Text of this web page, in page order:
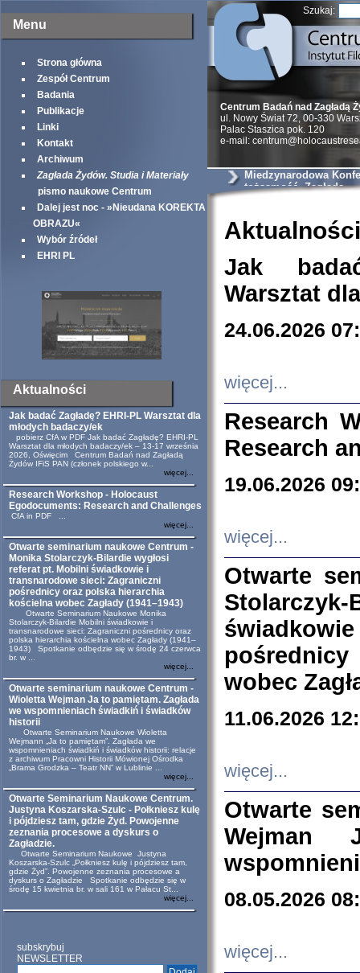
Menu
Strona główna
Zespół Centrum
Badania
Publikacje
Linki
Kontakt
Archiwum
Zagłada Żydów. Studia i Materiały
pismo naukowe Centrum
Dalej jest noc - »Nieudana KOREKTA
OBRAZU«
Wybór źródeł
EHRI PL
Aktualności
Jak badać Zagładę? EHRI-PL Warsztat dla
młodych badaczy/ek
pobierz CfA w PDF Jak badać Zagładę? EHRI-PL
Warsztat dla młodych badaczy/ek – 13-17 września
2026, Oświęcim Centrum Badań nad Zagładą
Żydów IFiS PAN (członek polskiego w...
więcej...
Research Workshop - Holocaust
Egodocuments: Research and Challenges
CfA in PDF ...
więcej...
Otwarte seminarium naukowe Centrum -
Monika Stolarczyk-Bilardie wygłosi
referat pt. Mobilni świadkowie i
transnarodowe sieci: Zagraniczni
pośrednicy oraz polska hierarchia
kościelna wobec Zagłady (1941–1943)
Otwarte Seminarium Naukowe Monika
Stolarczyk-Bilardie Mobilni świadkowie i
transnarodowe sieci: Zagraniczni pośrednicy oraz
polska hierarchia kościelna wobec Zagłady (1941–
1943) Spotkanie odbędzie się w środę 24 czerwca
br. w ...
więcej...
Otwarte seminarium naukowe Centrum -
Wioletta Wejman Ja to pamiętam. Zagłada
we wspomnieniach świadkiń i świadków
historii
Otwarte Seminarium Naukowe Wioletta
Wejmann „Ja to pamiętam”. Zagłada we
wspomnieniach świadkiń i świadków historii: relacje
z archiwum Pracowni Historii Mówionej Ośrodka
„Brama Grodzka – Teatr NN” w Lublinie ...
więcej...
Otwarte Seminarium Naukowe Centrum.
Justyna Koszarska-Szulc - Połkniesz kulę
i pójdziesz tam, gdzie Żyd. Powojenne
zeznania procesowe a dyskurs o
Zagładzie.
Otwarte Seminarium Naukowe Justyna
Koszarska-Szulc „Połkniesz kulę i pójdziesz tam,
gdzie Żyd”. Powojenne zeznania procesowe a
dyskurs o Zagładzie Spotkanie odbędzie się w
środę 15 kwietnia br. w sali 161 w Pałacu St...
więcej...
subskrybuj
NEWSLETTER
Szukaj:
Centrum Badań nad Zagładą
ul. Nowy Świat 72, 00-330
Palac Staszica pok. 120
e-mail:
Miedzynarodowa
tożsamość, Zagłada
Aktualności
Jak
Warsztat
24.06.2026
więcej...
Research
Research
19.06.2026
więcej...
Otwarte
wobec
11.06.2026
więcej...
Otwarte
Wejman
08.05.2026
więcej...